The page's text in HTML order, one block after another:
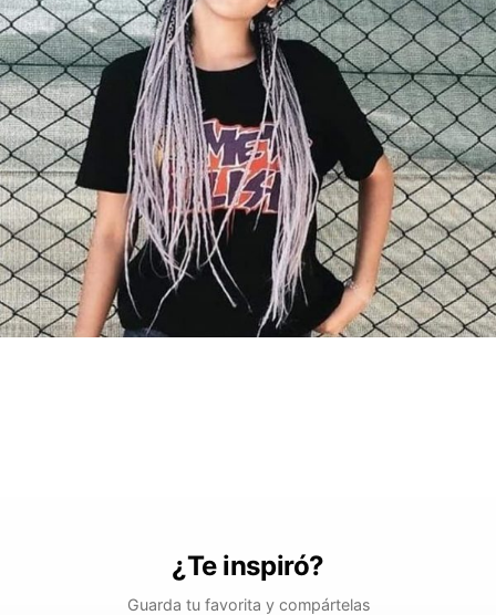
¿Te inspiró?
Guarda tu favorita y compártelas